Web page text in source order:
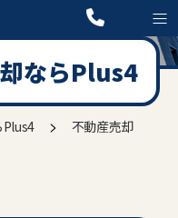
ならPlus4
> 不動産売却